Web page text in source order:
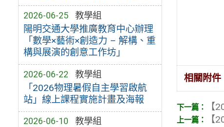
2026-06-25 教學組
陽明交通大學推廣教育中心辦理
「數學×藝術×創造力 – 解構、重
構與展演的創意工作坊」
2026-06-22 教學組
「2026物理暑假自主學習啟航
站」線上課程實施計畫及海報
2026-06-10 教學組
相關附件
【
【